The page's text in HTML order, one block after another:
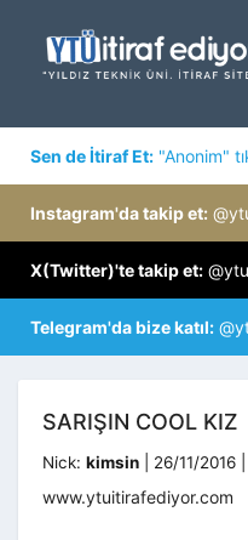
Sen de İtiraf Et: "Anonim"
Instagram'da takip et:
X(Twitter)'te takip et:
Telegram'da bize katıl:
SARIŞIN COOL KIZ
Nick: kimsin 26/11/2016
www.ytuitirafediyor.com